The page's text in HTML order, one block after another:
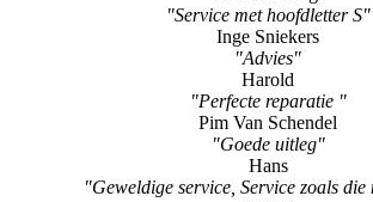
"Service met hoofdletter S"
Inge Sniekers
"Advies"
Harold
"Perfecte reparatie "
Pim Van Schendel
"Goede uitleg"
Hans
"Geweldige service, Service zoals